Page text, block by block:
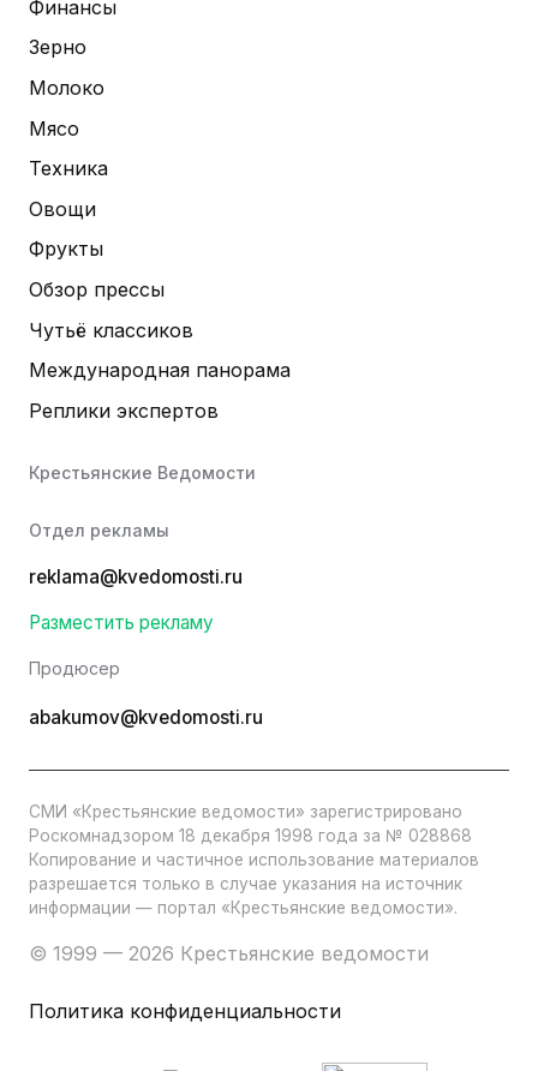
Финансы
Зерно
Молоко
Мясо
Техника
Овощи
Фрукты
Обзор прессы
Чутьё классиков
Международная панорама
Реплики экспертов
Крестьянские Ведомости
Отдел рекламы
reklama@kvedomosti.ru
Разместить рекламу
Продюсер
abakumov@kvedomosti.ru
СМИ «Крестьянские ведомости» зарегистрировано
Роскомнадзором 18 декабря 1998 года за № 028868
Копирование и частичное использование материалов
разрешается только в случае указания на источник
информации — портал «Крестьянские ведомости».
© 1999 — 2026 Крестьянские ведомости
Политика конфиденциальности